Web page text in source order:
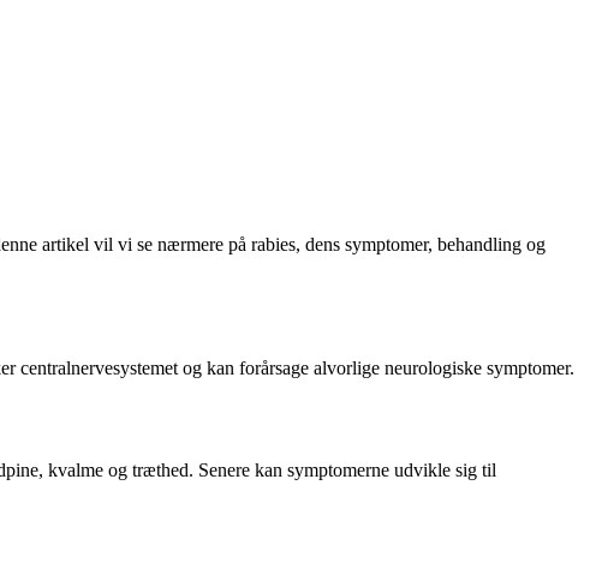
artikel vil vi se nærmere på rabies, dens symptomer, behandling og
og kan forårsage alvorlige neurologiske symptomer.
kvalme og træthed. Senere kan symptomerne udvikle sig til